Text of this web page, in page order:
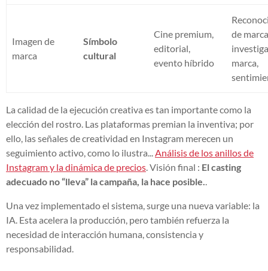
Imagen de
marca
Símbolo
cultural
Cine premium,
editorial,
evento híbrido
de
marca,
La calidad de la ejecución creativa es tan importante como la
elección del rostro. Las plataformas premian la inventiva; por
ello, las señales de creatividad en Instagram merecen un
seguimiento activo, como lo ilustra... Análisis de los anillos de
Instagram y la dinámica de precios . Visión final : El casting
adecuado no “lleva” la campaña, la hace posible.
Una vez implementado el sistema, surge una nueva variable: la
IA. Esta acelera la producción, pero también refuerza la
necesidad de interacción humana, consistencia y
responsabilidad.